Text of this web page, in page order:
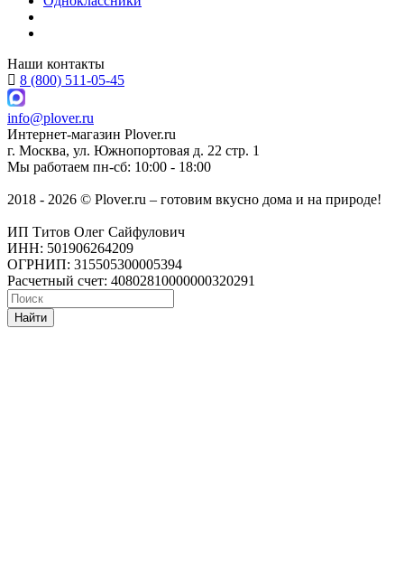
Наши контакты
8 (800) 511-05-45
info@plover.ru
Интернет-магазин Plover.ru
г. Москва, ул. Южнопортовая д. 22 стр. 1
Мы работаем пн-сб: 10:00 - 18:00
2018 - 2026 © Plover.ru – готовим вкусно дома и на природе!
ИП Титов Олег Сайфулович
ИНН: 501906264209
ОГРНИП: 315505300005394
Расчетный счет: 40802810000000320291
Найти